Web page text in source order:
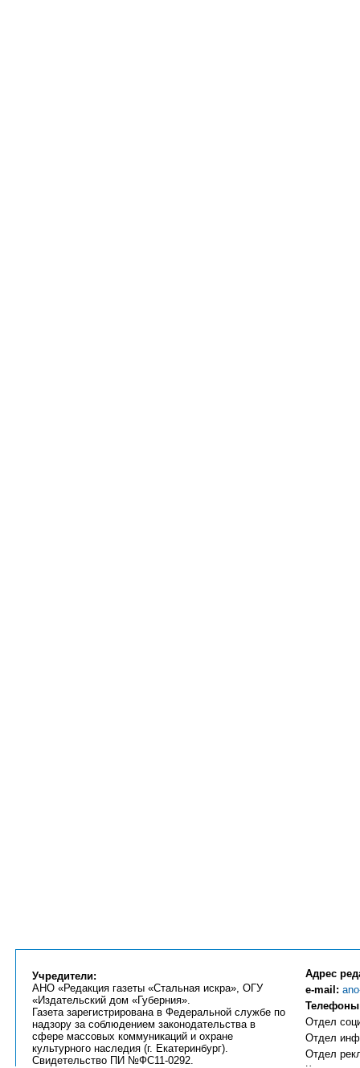
Учредители:
АНО «Редакция газеты «Стальная искра», ОГУ
«Издательский дом «Губерния».
Газета зарегистрирована в Федеральной службе по
надзору за соблюдением законодательства в
сфере массовых коммуникаций и охране
культурного наследия (г. Екатеринбург).
Свидетельство ПИ №ФС11-0292.
Адрес
e-mail:
Отдел
Отдел
Отдел